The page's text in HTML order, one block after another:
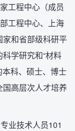
工程中心（成员
工程中心、上海
和省部级科研平
学研究和“材料
本科、硕士、博士
高层次人才培养
业技术人员101